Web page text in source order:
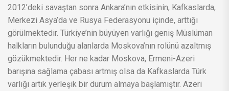
2012’deki savaştan sonra Ankara’nın etkisinin, Kafkaslarda,
Merkezi Asya’da ve Rusya Federasyonu içinde, arttığı
görülmektedir. Türkiye’nin büyüyen varlığı geniş Müslüman
halkların bulunduğu alanlarda Moskova’nın rolünü azaltmış
gözükmektedir. Her ne kadar Moskova, Ermeni-Azeri
barışına sağlama çabası artmış olsa da Kafkaslarda Türk
varlığı artık yerleşik bir durum almaya başlamıştır. Azeri